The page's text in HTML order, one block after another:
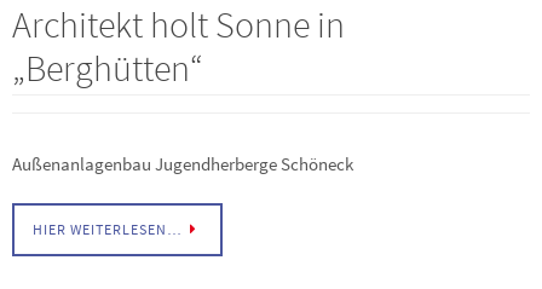
Architekt holt Sonne in
„Berghütten“
Außenanlagenbau Jugendherberge Schöneck
HIER WEITERLESEN…